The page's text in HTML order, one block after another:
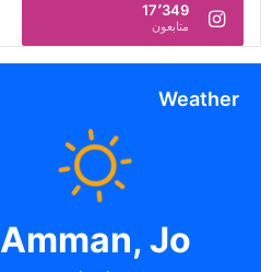
17٬349
متابعون
Weather
Amman, Jo